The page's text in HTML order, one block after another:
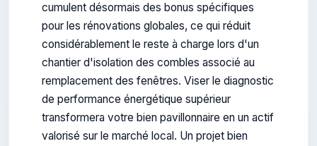
cumulent désormais des bonus spécifiques
pour les rénovations globales, ce qui réduit
considérablement le reste à charge lors d'un
chantier d'isolation des combles associé au
remplacement des fenêtres. Viser le diagnostic
de performance énergétique supérieur
transformera votre bien pavillonnaire en un actif
valorisé sur le marché local. Un projet bien